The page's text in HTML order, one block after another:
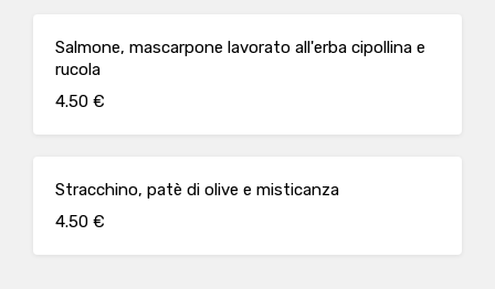
Salmone, mascarpone lavorato all'erba cipollina e
rucola
4.50 €
Stracchino, patè di olive e misticanza
4.50 €